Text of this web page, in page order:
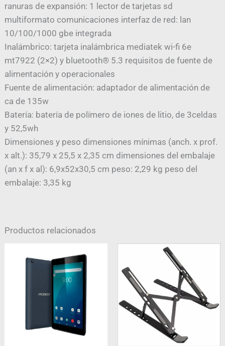
ranuras de expansión: 1 lector de tarjetas sd
multiformato comunicaciones interfaz de red: lan
10/100/1000 gbe integrada
Inalámbrico: tarjeta inalámbrica mediatek wi-fi 6e
mt7922 (2×2) y bluetooth® 5.3 requisitos de fuente de
alimentación y operacionales
Fuente de alimentación: adaptador de alimentación de
ca de 135w
Batería: batería de polímero de iones de litio, de 3celdas
y 52,5wh
Dimensiones y peso dimensiones mínimas (anch. x prof.
x alt.): 35,79 x 25,5 x 2,35 cm dimensiones del embalaje
(an x f x al): 6,9x52x30,5 cm peso: 2,29 kg peso del
embalaje: 3,35 kg
Productos relacionados